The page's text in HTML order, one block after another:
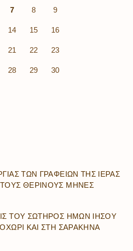
7 8 9
14 15 16
21 22 23
28 29 30
ΤΩΝ ΓΡΑΦΕΙΩΝ ΤΗΣ ΙΕΡΑΣ
ΘΕΡΙΝΟΥΣ ΜΗΝΕΣ
ΤΟΥ ΣΩΤΗΡΟΣ ΗΜΩΝ ΙΗΣΟΥ
ΚΑΙ ΣΤΗ ΣΑΡΑΚΗΝΑ